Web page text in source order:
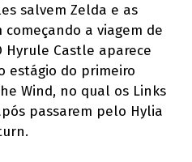
salvem Zelda e as
começando a viagem de
Castle aparece
estágio do primeiro
Wind, no qual os Links
passarem pelo Hylia